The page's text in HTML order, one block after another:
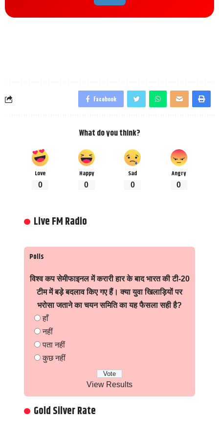
Facebook
What do you think?
Love
0
Happy
0
Sad
0
Angry
0
Live FM Radio
Polls
विश्व कप सेमीफाइनल में करारी हार के बाद भारत की टी-20
टीम में बड़े बदलाव किए गए हैं। क्या युवा खिलाड़ियों पर
भरोसा जताने का चयन समिति का यह फैसला सही है?
हाँ
नहीं
पता नहीं
कुछ नहीं
View Results
Gold Silver Rate